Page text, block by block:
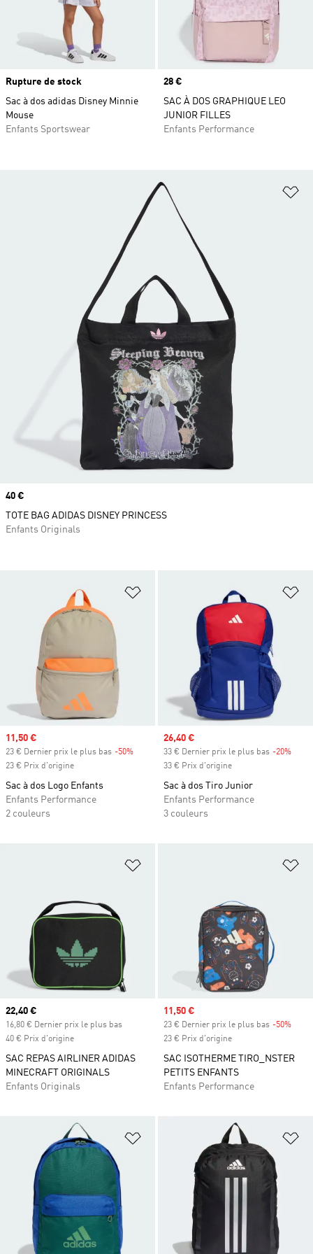
Rupture de stock
Sac à dos adidas Disney Minnie
Mouse
Enfants Sportswear
Prix
28 €
SAC À DOS GRAPHIQUE LEO
JUNIOR FILLES
Enfants Performance
Ajouter à la Liste de produits
Prix soldé
11,50 €
23 € Dernier prix le plus bas -50%
23 € Prix d'origine
Sac à dos Logo Enfants
Enfants Performance
2 couleurs
Prix soldé
26,40 €
33 € Dernier prix le plus bas -20%
33 € Prix d'origine
Sac à dos Tiro Junior
Enfants Performance
3 couleurs
Ajouter à la Liste de produits
Prix actuel
22,40 €
16,80 € Dernier prix le plus bas
40 € Prix d'origine
SAC REPAS AIRLINER ADIDAS
MINECRAFT ORIGINALS
Enfants Originals
Prix soldé
11,50 €
23 € Dernier prix le plus bas -50%
23 € Prix d'origine
SAC ISOTHERME TIRO_NSTER
PETITS ENFANTS
Enfants Performance
Ajouter à la Liste de produits
Prix
40 €
TOTE BAG ADIDAS DISNEY PRINCESS
Enfants Originals